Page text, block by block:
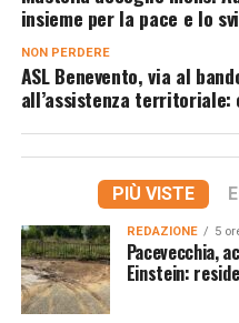
insieme per la pace e lo
NON PERDERE
ASL Benevento, via al
all’assistenza
PIÙ VISTE
REDAZIONE 5
Pacevecchia,
Einstein: